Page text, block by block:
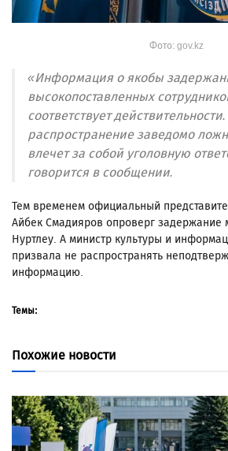
Фото: gov.kz
«Информация о якобы
высокопоставленных
соответствует
распространение заведомо
влечет за собой уголовную
говорится в сообщении.
Тем временем официальный
Айбек Смадияров опроверг задержание
Нуртлеу. А министр культуры и
призвала не распространять
информацию.
Темы:
Похожие новости